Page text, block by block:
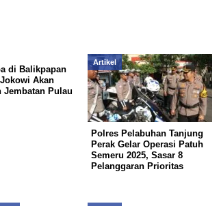
di Balikpapan
Akan
Jembatan Pulau
Artikel
Polres Pelabuhan Tanjung
Perak Gelar Operasi Patuh
Semeru 2025, Sasar 8
Pelanggaran Prioritas